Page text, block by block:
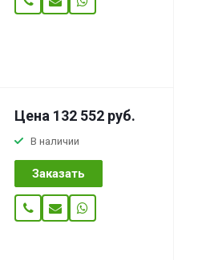
Цена 132 552 руб.
В наличии
Заказать